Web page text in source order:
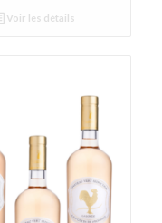
Voir les détails